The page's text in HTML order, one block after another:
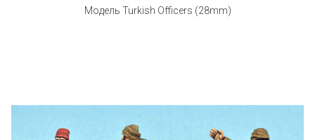
Модель Turkish Officers (28mm)